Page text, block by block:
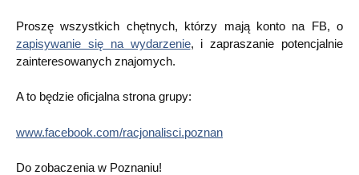
Proszę wszystkich chętnych, którzy mają konto na FB, o
zapisywanie się na wydarzenie, i zapraszanie potencjalnie
zainteresowanych znajomych.
A to będzie oficjalna strona grupy:
www.facebook.com/racjonalisci.poznan
Do zobaczenia w Poznaniu!